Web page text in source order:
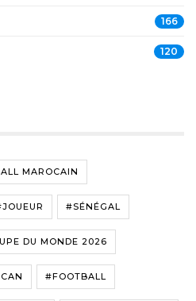
166
120
MAROCAIN
#SÉNÉGAL
DU MONDE 2026
#FOOTBALL